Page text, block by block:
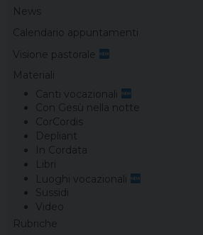
News
Calendario appuntamenti
Visione pastorale
Materiali
Canti vocazionali
Con Gesù nella notte
CorCordis
Depliant
In Cordata
Libri
Luoghi vocazionali
Sussidi
Video
Rubriche